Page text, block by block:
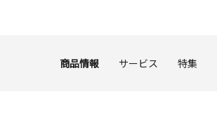
商品情報 サービス 特集